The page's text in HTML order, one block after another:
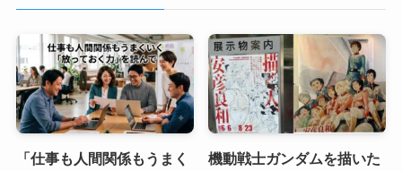
「仕事も人間関係もうまく
機動戦士ガンダムを描いた